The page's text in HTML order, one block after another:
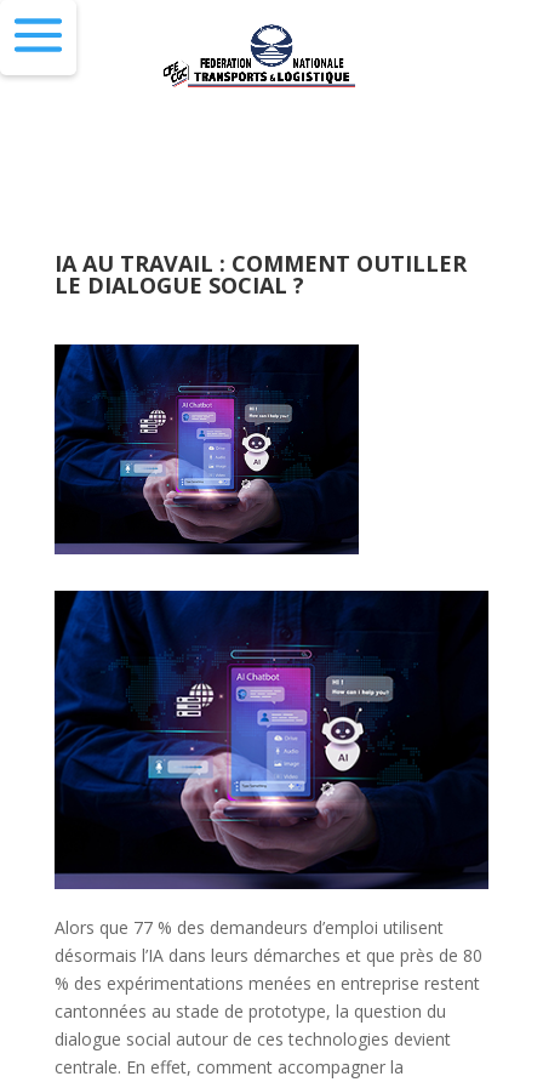
IA AU TRAVAIL : COMMENT OUTILLER
LE DIALOGUE SOCIAL ?
Alors que 77 % des demandeurs d’emploi utilisent
désormais l’IA dans leurs démarches et que près de 80
% des expérimentations menées en entreprise restent
cantonnées au stade de prototype, la question du
dialogue social autour de ces technologies devient
centrale. En effet, comment accompagner la